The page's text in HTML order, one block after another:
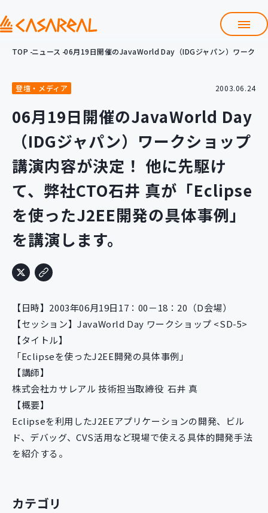
会社情報
サービス
プロダクト開発支援
クラウド導入支援 Git導入支援
システム構築支援
研修サービス
定型コース 新入社員コース
カスタマイズコース
新規開発サービス
導入事例
イベント・セミナー
ニュース
採用情報
TOP ニュース 06月19日開催のJavaWorld Day（IDGジャパン）ワークシ
登壇・メディア 2003.06.24
06月19日開催のJavaWorld Day
（IDGジャパン）ワークショップ
講演内容が決定！ 他に先駆け
て、弊社CTO石井 真が「Eclipse
を使ったJ2EE開発の具体事例」
を講演します。
【日時】2003年06月19日17：00－18：20（D会場）
【セッション】JavaWorld Day ワークショップ <SD-5>
【タイトル】
「Eclipseを使ったJ2EE開発の具体事例」
【講師】
株式会社カサレアル 技術担当取締役 石井 真
【概要】
Eclipseを利用したJ2EEアプリケーションの開発、ビル
ド、デバッグ、CVS活用など現場で使える具体的開発手法
を紹介する。
カテゴリ